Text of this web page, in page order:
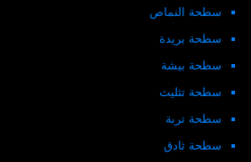
سطحة النماص
سطحة بريدة
سطحة بيشة
سطحة تثليث
سطحة تربة
سطحة ثادق